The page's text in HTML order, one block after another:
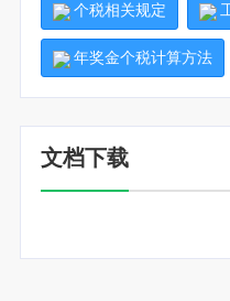
个税相关规定
年奖金个税计算方法
文档下载